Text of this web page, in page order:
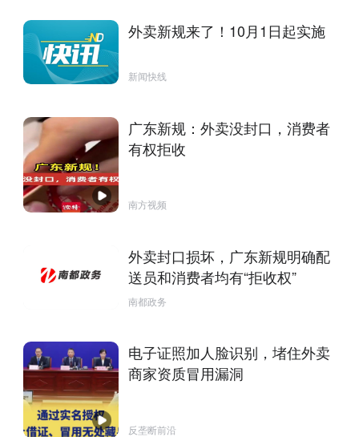
外卖新规来了！10月1日起实施
新闻快线
广东新规：外卖没封口，消费者
有权拒收
南方视频
外卖封口损坏，广东新规明确配
送员和消费者均有“拒收权”
南都政务
电子证照加人脸识别，堵住外卖
商家资质冒用漏洞
反垄断前沿